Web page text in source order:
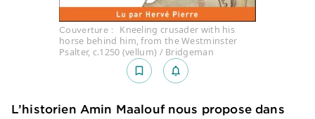
Couverture : Kneeling crusader with his
horse behind him, from the Westminster
Psalter, c.1250 (vellum) / Bridgeman
bookmark_border
notifications_none_outlined
L’historien Amin Maalouf nous propose dans